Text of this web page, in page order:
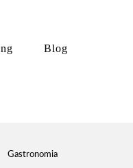
Blog
Gastronomia